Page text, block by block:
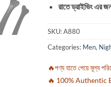
রাতে ড্রাইভিং এর
SKU:A880
Categories: Men,
🔥পণ্য হাতে পেয়ে মূল্য
🔥 100% Authentic